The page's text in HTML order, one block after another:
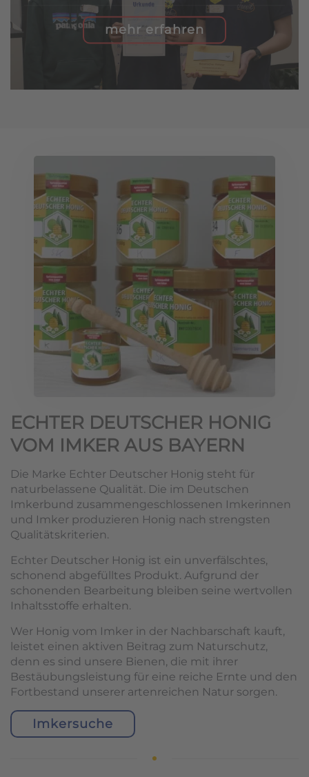
mehr erfahren
ECHTER DEUTSCHER HONIG
VOM IMKER AUS BAYERN
Die Marke Echter Deutscher Honig steht für
naturbelassene Qualität. Die im Deutschen
Imkerbund zusammengeschlossenen Imkerinnen
und Imker produzieren Honig nach strengsten
Qualitätskriterien.
Echter Deutscher Honig ist ein unverfälschtes,
schonend abgefülltes Produkt. Aufgrund der
schonenden Bearbeitung bleiben seine wertvollen
Inhaltsstoffe erhalten.
Wer Honig vom Imker in der Nachbarschaft kauft,
leistet einen aktiven Beitrag zum Naturschutz,
denn es sind unsere Bienen, die mit ihrer
Bestäubungsleistung für eine reiche Ernte und den
Fortbestand unserer artenreichen Natur sorgen.
Imkersuche